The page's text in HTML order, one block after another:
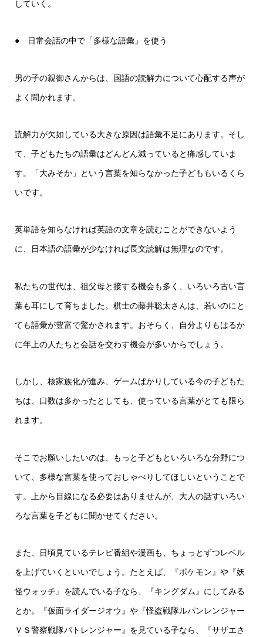
していく。
● 日常会話の中で「多様な語彙」を使う
男の子の親御さんからは、国語の読解力について心配する声が
よく聞かれます。
読解力が欠如している大きな原因は語彙不足にあります。そし
て、子どもたちの語彙はどんどん減っていると痛感していま
す。「大みそか」という言葉を知らなかった子どももいるくら
いです。
英単語を知らなければ英語の文章を読むことができないよう
に、日本語の語彙が少なければ長文読解は無理なのです。
私たちの世代は、祖父母と接する機会も多く、いろいろ古い言
葉も耳にして育ちました。棋士の藤井聡太さんは、若いのにと
ても語彙が豊富で驚かされます。おそらく、自分よりもはるか
に年上の人たちと会話を交わす機会が多いからでしょう。
しかし、核家族化が進み、ゲームばかりしている今の子どもた
ちは、口数は多かったとしても、使っている言葉がとても限ら
れます。
そこでお願いしたいのは、もっと子どもといろいろな分野につ
いて、多様な言葉を使っておしゃべりしてほしいということで
す。上から目線になる必要はありませんが、大人の話すいろい
ろな言葉を子どもに聞かせてください。
また、日頃見ているテレビ番組や漫画も、ちょっとずつレベル
を上げていくといいでしょう。たとえば、『ポケモン』や『妖
怪ウォッチ』を読んでいる子なら、『キングダム』にしてみる
とか。『仮面ライダージオウ』や『怪盗戦隊ルパンレンジャー
ＶＳ警察戦隊パトレンジャー』を見ている子なら、『サザエさ